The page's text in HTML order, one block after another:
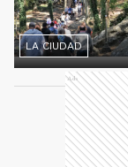
LA CIUDAD
Ads